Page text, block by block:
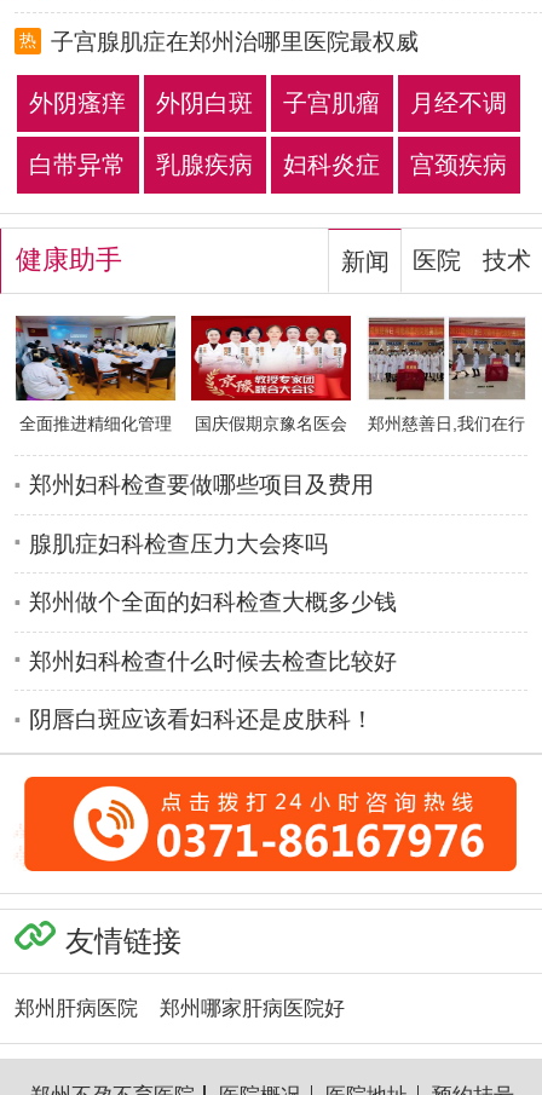
热 子宫腺肌症在郑州治哪里医院最权威
外阴瘙痒 外阴白斑 子宫肌瘤 月经不调
白带异常 乳腺疾病 妇科炎症 宫颈疾病
健康助手 新闻 医院 技术
全面推进精细化管理
提升医疗服
国庆假期京豫名医会
诊!北京不孕
郑州慈善日,我们在行
动
郑州妇科检查要做哪些项目及费用
腺肌症妇科检查压力大会疼吗
郑州做个全面的妇科检查大概多少钱
郑州妇科检查什么时候去检查比较好
阴唇白斑应该看妇科还是皮肤科！
友情链接
郑州肝病医院 郑州哪家肝病医院好